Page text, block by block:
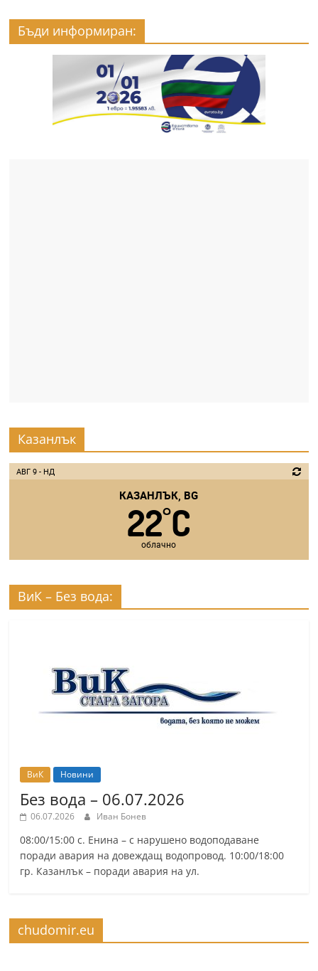
Бъди информиран:
Казанлък
АВГ 9 - НД
КАЗАНЛЪК, BG
22°C
облачно
ВиК – Без вода:
ВиК Новини
Без вода – 06.07.2026
06.07.2026 Иван Бонев
08:00/15:00 с. Енина – с нарушено водоподаване
поради авария на довеждащ водопровод. 10:00/18:00
гр. Казанлък – поради авария на ул.
chudomir.eu